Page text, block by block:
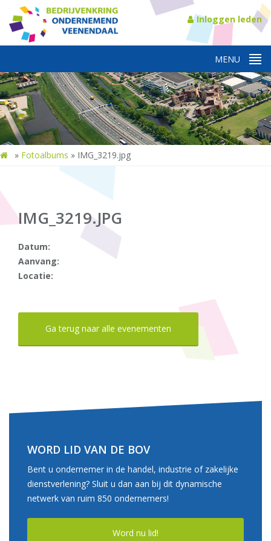
Inloggen leden
» Fotoalbums » IMG_3219.jpg
IMG_3219.JPG
Datum:
Aanvang:
Locatie:
Ga terug naar alle evenementen
WORD LID VAN DE BOV
Bent u ondernemer in de handel, industrie of zakelijke
dienstverlening? Sluit u dan aan bij dit dynamische
netwerk van ruim 850 ondernemers!
Word nu lid!